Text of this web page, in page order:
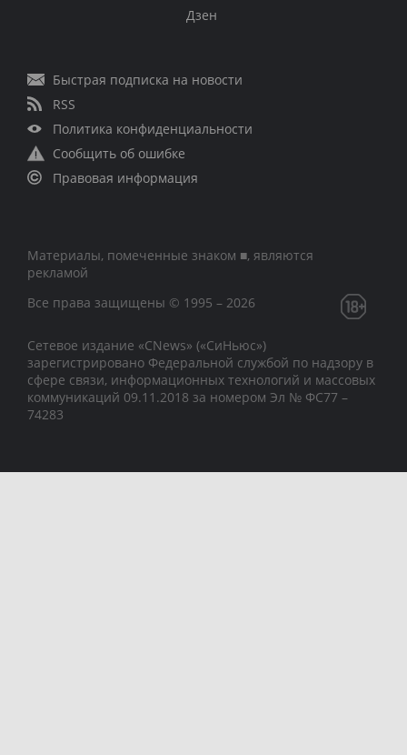
Дзен
Быстрая подписка на новости
RSS
Политика конфиденциальности
Сообщить об ошибке
Правовая информация
Материалы, помеченные знаком ■, являются
рекламой
Все права защищены © 1995 – 2026
Сетевое издание «CNews» («СиНьюс»)
зарегистрировано Федеральной службой по надзору в
сфере связи, информационных технологий и массовых
коммуникаций 09.11.2018 за номером Эл № ФС77 –
74283